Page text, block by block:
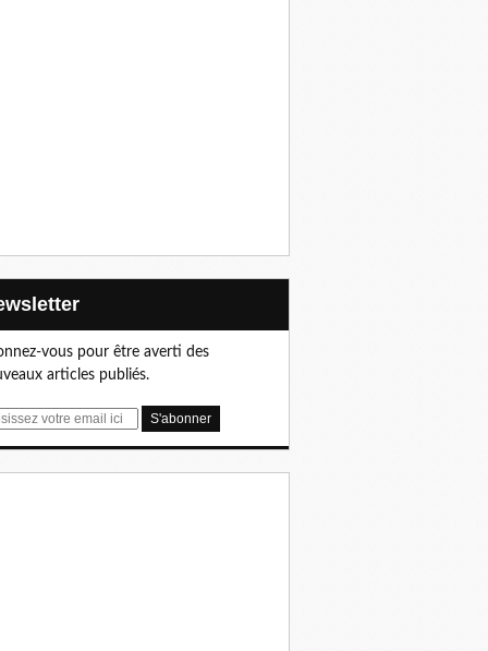
vous pour être averti des
articles publiés.